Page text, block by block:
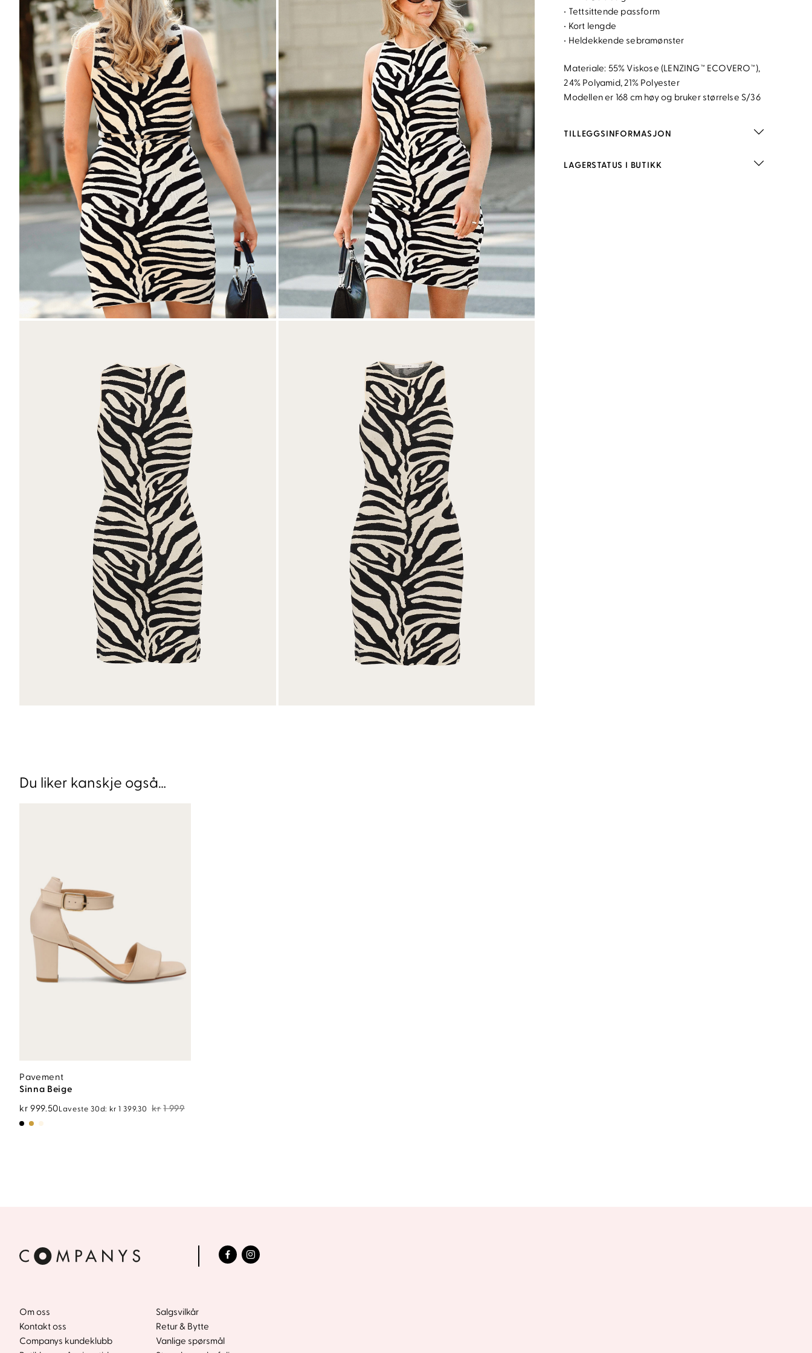
• Tettsittende passform
• Kort lengde
• Heldekkende sebramønster
Materiale: 55% Viskose (LENZING™ ECOVERO™),
24% Polyamid, 21% Polyester
Modellen er 168 cm høy og bruker størrelse S/36
TILLEGGSINFORMASJON
LAGERSTATUS I BUTIKK
Du liker kanskje også…
Pavement
Sinna Beige
kr1 999
Opprinnelig
pris
kr 999.50
Nåværende
pris
Laveste 30d: kr 1 399.30
Om oss
Kontakt oss
Companys kundeklubb
Salgsvilkår
Retur & Bytte
Vanlige spørsmål